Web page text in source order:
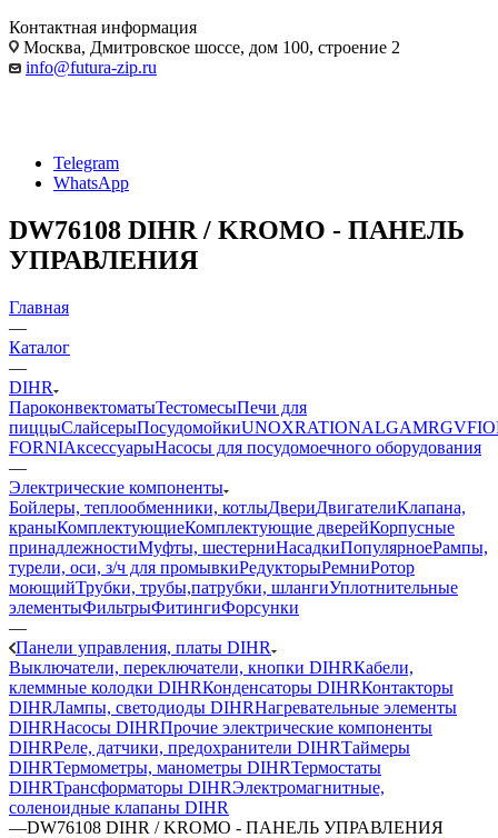
Контактная информация
Москва, Дмитровское шоссе, дом 100, строение 2
info@futura-zip.ru
Telegram
WhatsApp
DW76108 DIHR / KROMO - ПАНЕЛЬ
УПРАВЛЕНИЯ
Главная
—
Каталог
—
DIHR
ПароконвектоматыТестомесыПечи для
пиццыСлайсерыПосудомойкиUNOXRATIONALGAMRGV
FORNIАксессуарыНасосы для посудомоечного оборудования
—
Электрические компоненты
Бойлеры, теплообменники, котлыДвериДвигателиКлапана,
краныКомплектующиеКомплектующие дверейКорпусные
принадлежностиМуфты, шестерниНасадкиПопулярноеРампы,
турели, оси, з/ч для промывкиРедукторыРемниРотор
моющийТрубки, трубы,патрубки, шлангиУплотнительные
элементыФильтрыФитингиФорсунки
—
Панели управления, платы DIHR
Выключатели, переключатели, кнопки DIHRКабели,
клеммные колодки DIHRКонденсаторы DIHRКонтакторы
DIHRЛампы, светодиоды DIHRНагревательные элементы
DIHRНасосы DIHRПрочие электрические компоненты
DIHRРеле, датчики, предохранители DIHRТаймеры
DIHRТермометры, манометры DIHRТермостаты
DIHRТрансформаторы DIHRЭлектромагнитные,
соленоидные клапаны DIHR
—DW76108 DIHR / KROMO - ПАНЕЛЬ УПРАВЛЕНИЯ